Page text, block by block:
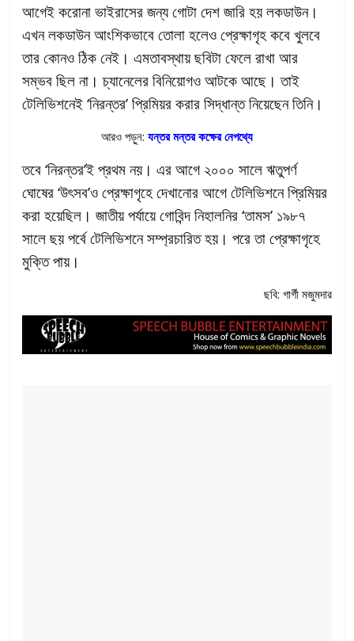
আগেই করোনা ভাইরাসের জন্য গোটা দেশ জারি হয় লকডাউন।
এখন লকডাউন আংশিকভাবে তোলা হলেও প্রেক্ষাগৃহ কবে খুলবে
তার কোনও ঠিক নেই। এমতাবস্থায় ছবিটা ফেলে রাখা আর
সম্ভব ছিল না। চ্যানেলের বিনিয়োগও আটকে আছে। তাই
টেলিভিশনেই ‘নিরন্তর’ প্রিমিয়র করার সিদ্ধান্ত নিয়েছেন তিনি।
আরও পড়ুন: যন্তর মন্তর কক্ষের নেপথ্যে
তবে ‘নিরন্তর’ই প্রথম নয়। এর আগে ২০০০ সালে ঋতুপর্ণ
ঘোষের ‘উৎসব’ও প্রেক্ষাগৃহে দেখানোর আগে টেলিভিশনে প্রিমিয়র
করা হয়েছিল। জাতীয় পর্যায়ে গোবিন্দ নিহালনির ‘তামস’ ১৯৮৭
সালে ছয় পর্বে টেলিভিশনে সম্প্রচারিত হয়। পরে তা প্রেক্ষাগৃহে
মুক্তি পায়।
ছবি: গার্গী মজুমদার